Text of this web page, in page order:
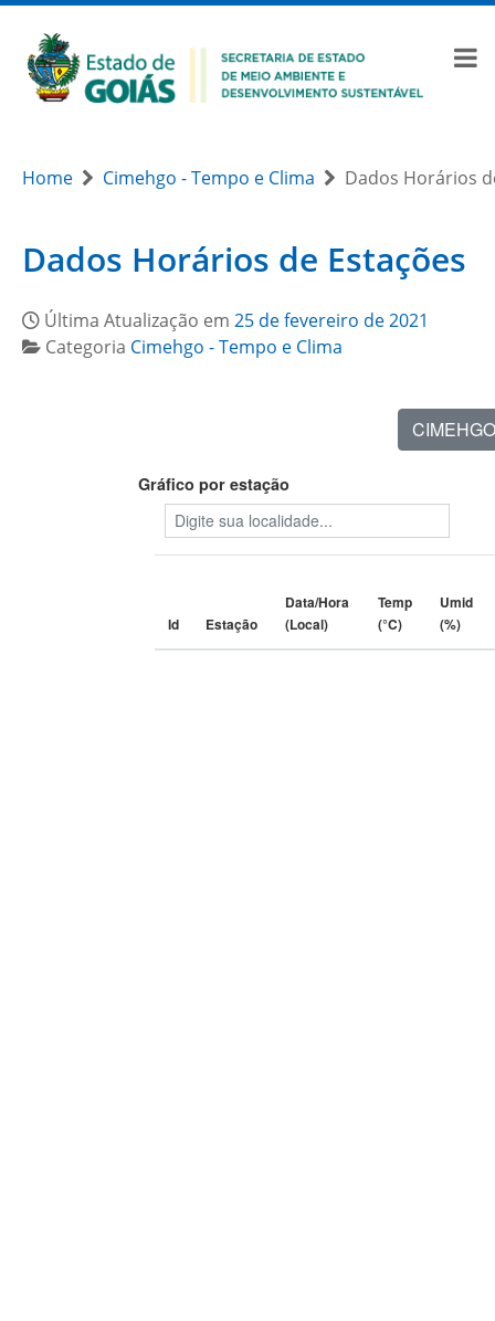
Home Cimehgo - Tempo e Clima Dados Horários
Dados Horários de Estações
Última Atualização em 25 de fevereiro de 2021
Categoria Cimehgo - Tempo e Clima